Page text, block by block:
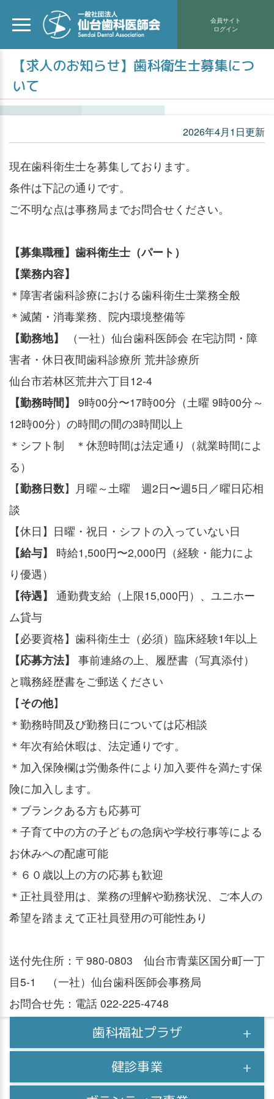
会員サイト
ログイン
【求人のお知らせ】歯科衛生士募集につ
いて
2026年4月1日更新
現在歯科衛生士を募集しております。
条件は下記の通りです。
ご不明な点は事務局までお問合せください。
【募集職種】歯科衛生士（パート）
【業務内容】
＊障害者歯科診療における歯科衛生士業務全般
＊滅菌・消毒業務、院内環境整備等
【勤務地】
（一社）仙台歯科医師会 在宅訪問・障
害者・休日夜間歯科診療所 荒井診療所
仙台市若林区荒井六丁目12-4
【勤務時間】 9時00分〜17時00分（土曜 9時00分～
12時00分）の時間の間の3時間以上
＊シフト制 ＊休憩時間は法定通り（就業時間によ
る）
【勤務日数】月曜～土曜 週2日〜週5日／曜日応相
談
【休日】日曜・祝日・シフトの入っていない日
【給与】
時給1,500円〜2,000円（経験・能力によ
り優遇）
【待遇】 通勤費支給（上限15,000円）、ユニホー
ム貸与
【必要資格】歯科衛生士（必須）臨床経験1年以上
【応募方法】 事前連絡の上、履歴書（写真添付）
と職務経歴書をご郵送ください
【その他】
＊勤務時間及び勤務日については応相談
＊年次有給休暇は、法定通りです。
＊加入保険欄は労働条件により加入要件を満たす保
険に加入します。
＊ブランクある方も応募可
＊子育て中の方の子どもの急病や学校行事等による
お休みへの配慮可能
＊６０歳以上の方の応募も歓迎
＊正社員登用は、業務の理解や勤務状況、ご本人の
希望を踏まえて正社員登用の可能性あり
送付先住所：〒980-0803 仙台市青葉区国分町一丁
目5-1 （一社）仙台歯科医師会事務局
お問合せ先：電話 022-225-4748
歯科福祉プラザ
健診事業